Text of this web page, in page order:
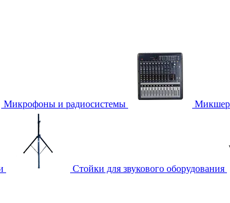
Микрофоны и радиосистемы
Стойки для звукового оборудования